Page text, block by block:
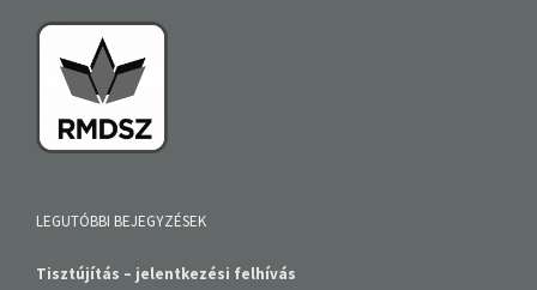
LEGUTÓBBI BEJEGYZÉSEK
Tisztújítás – jelentkezési felhívás